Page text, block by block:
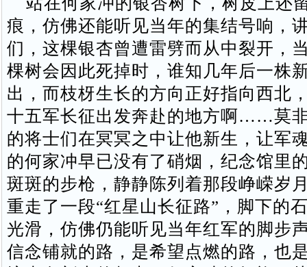
痕，仿佛还能听见当年的集结号响，
们，这棵银杏曾遭雷劈而从中裂开，
棵树会因此死掉时，谁知几年后一株
出，而枝枒生长的方向正好指向西北
十五军长征出发奔赴的地方啊……莫
的将士们在冥冥之中让他新生，让军
的何家冲早已没有了硝烟，纪念馆里
斑斑的步枪，静静陈列着那段峥嵘岁
重走了一段“红星山长征路”，脚下的
光滑，仿佛仍能听见当年红军的脚步
信念铺就的路，是希望点燃的路，也